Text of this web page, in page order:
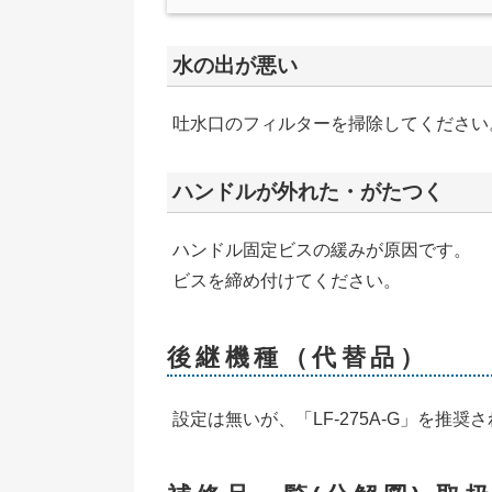
水の出が悪い
吐水口のフィルターを掃除してください
ハンドルが外れた・がたつく
ハンドル固定ビスの緩みが原因です。
ビスを締め付けてください。
後継機種（代替品）
設定は無いが、「LF-275A-G」を推奨さ